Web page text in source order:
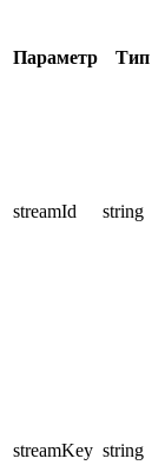
Параметр Тип
streamId string
streamKey string